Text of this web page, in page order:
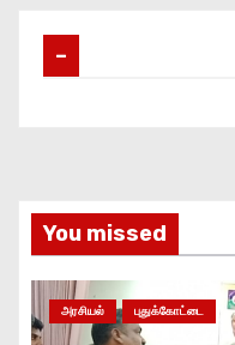
–
You missed
அரசியல் புதுக்கோட்டை